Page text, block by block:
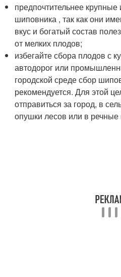
предпочтительнее
шиповника , так как они
вкус и богатый состав
от мелких плодов;
избегайте сбора плодов с
автодорог или
городской среде сбор
рекомендуется. Для этой
отправиться за город, в
опушки лесов или в